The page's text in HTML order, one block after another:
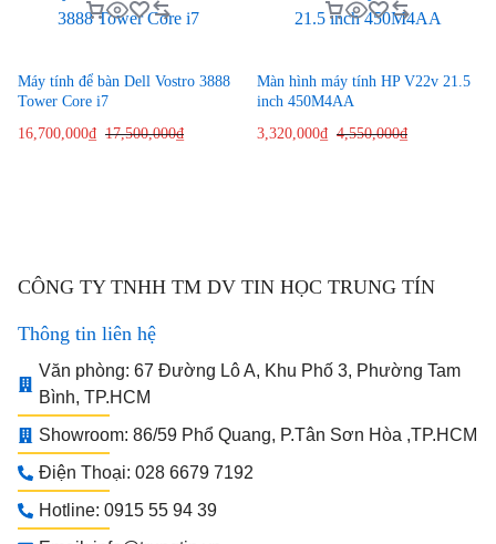
Máy tính để bàn Dell Vostro 3888
Tower Core i7
16,700,000₫ 17,500,000₫
Màn hình máy tính HP V22v 21.5
inch 450M4AA
3,320,000₫ 4,550,000₫
CÔNG TY TNHH TM DV TIN HỌC TRUNG TÍN
Thông tin liên hệ
Văn phòng: 67 Đường Lô A, Khu Phố 3, Phường Tam
Bình, TP.HCM
Showroom: 86/59 Phổ Quang, P.Tân Sơn Hòa ,TP.HCM
Điện Thoại: 028 6679 7192
Hotline: 0915 55 94 39